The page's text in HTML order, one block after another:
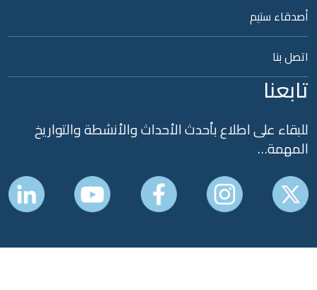
ستيم
بنا
على اطلاع بأحدث الأحداث والأنشطة والتواريخ